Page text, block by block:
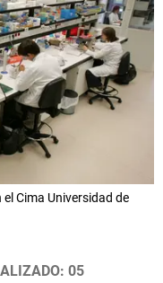
Cima Universidad de
05